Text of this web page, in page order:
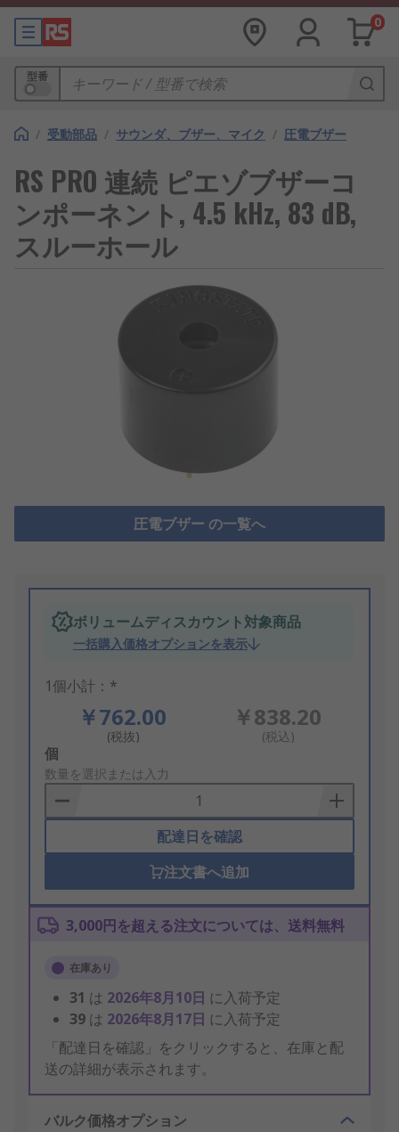
0
型番
/ 受動部品 / サウンダ、ブザー、マイク / 圧電ブザー
RS PRO 連続 ピエゾブザーコ
ンポーネント, 4.5 kHz, 83 dB,
スルーホール
圧電ブザー の一覧へ
ボリュームディスカウント対象商品
一括購入価格オプションを表示
1個小計：*
￥762.00
(税抜)
￥838.20
(税込)
Add
to
Basket
個
数量を選択または入力
配達日を確認
注文書へ追加
3,000円を超える注文については、送料無料
在庫あり
31 は 2026年8月10日 に入荷予定
39 は 2026年8月17日 に入荷予定
「配達日を確認」をクリックすると、在庫と配
送の詳細が表示されます。
バルク価格オプション